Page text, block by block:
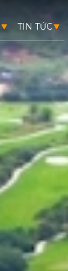
TIN TỨC